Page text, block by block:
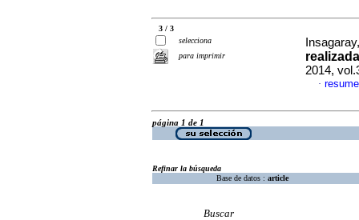
3 / 3
selecciona
para imprimir
2014,
·
página 1 de 1
Refinar la búsqueda
Base de datos : article
Buscar